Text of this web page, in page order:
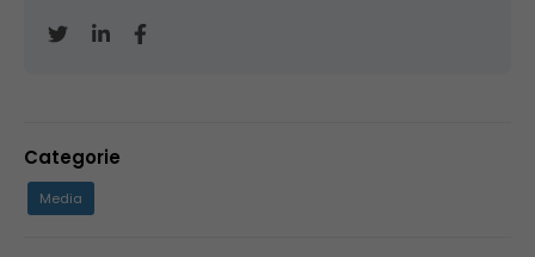
Categorie
Media